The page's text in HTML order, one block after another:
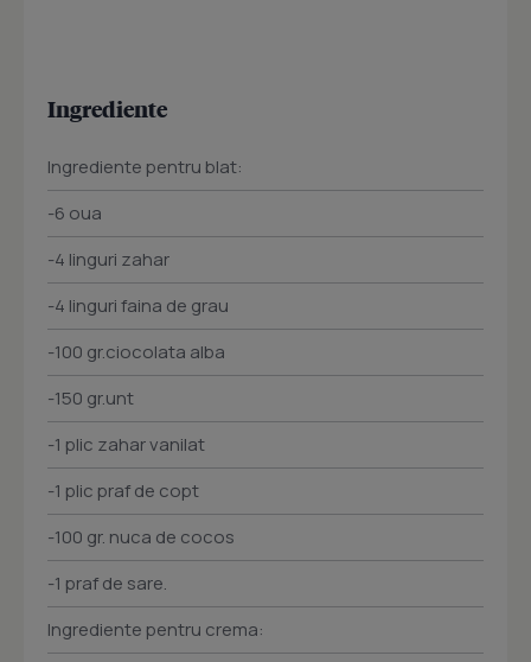
Ingrediente
Ingrediente pentru blat:
-6 oua
-4 linguri zahar
-4 linguri faina de grau
-100 gr.ciocolata alba
-150 gr.unt
-1 plic zahar vanilat
-1 plic praf de copt
-100 gr. nuca de cocos
-1 praf de sare.
Ingrediente pentru crema: